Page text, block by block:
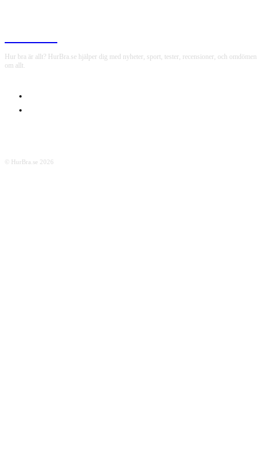
Hur bra är allt? HurBra.se hjälper dig med nyheter, sport, tester, recensioner, och omdömen
om allt.
© HurBra.se 2026